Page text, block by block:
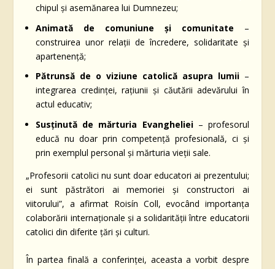
chipul și asemănarea lui Dumnezeu;
Animată de comuniune și comunitate –
construirea unor relații de încredere, solidaritate și
apartenență;
Pătrunsă de o viziune catolică asupra lumii–
integrarea credinței, rațiunii și căutării adevărului în
actul educativ;
Susținută de mărturia Evangheliei– profesorul
educă nu doar prin competență profesională, ci și
prin exemplul personal și mărturia vieții sale.
„Profesorii catolici nu sunt doar educatori ai prezentului;
ei sunt păstrători ai memoriei și constructori ai
viitorului”, a afirmat Roisín Coll, evocând importanța
colaborării internaționale și a solidarității între educatorii
catolici din diferite țări și culturi.
În partea finală a conferinței, aceasta a vorbit despre